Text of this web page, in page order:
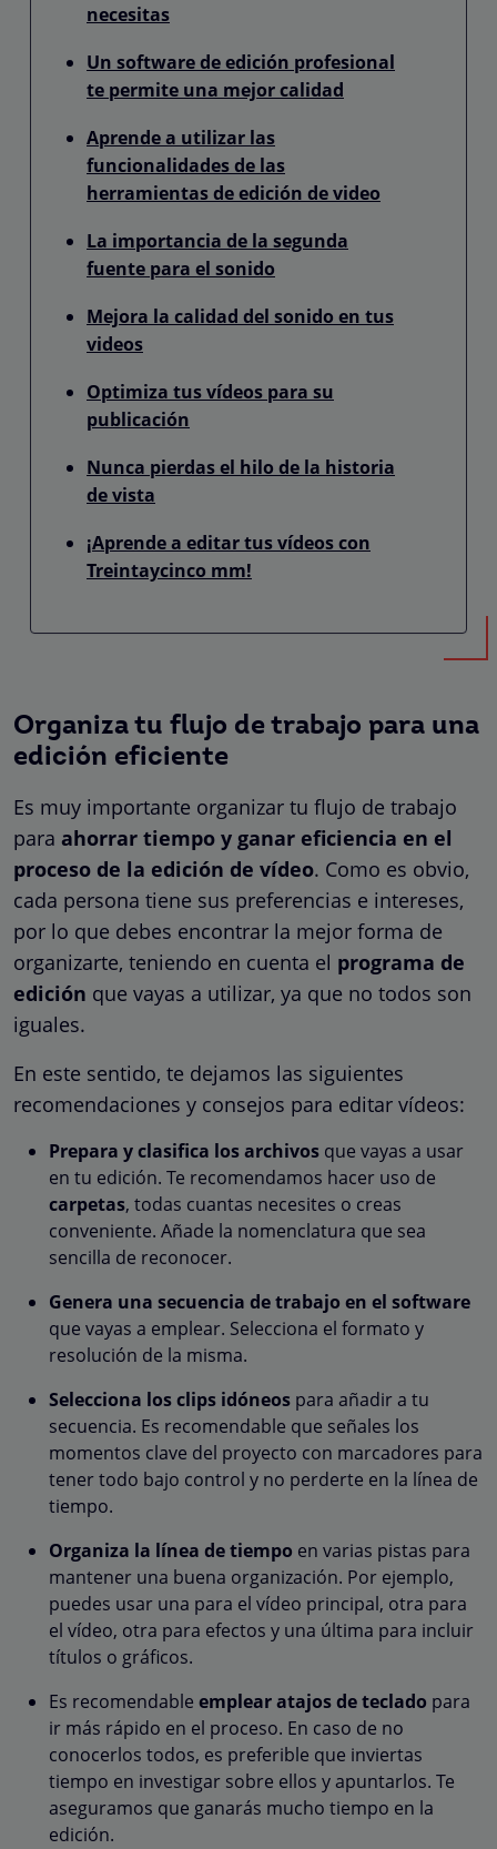
necesitas
Un software de edición profesional
te permite una mejor calidad
Aprende a utilizar las
funcionalidades de las
herramientas de edición de video
La importancia de la segunda
fuente para el sonido
Mejora la calidad del sonido en tus
videos
Optimiza tus vídeos para su
publicación
Nunca pierdas el hilo de la historia
de vista
¡Aprende a editar tus vídeos con
Treintaycinco mm!
Organiza tu flujo de trabajo para una
edición eficiente
Es muy importante organizar tu flujo de trabajo
para ahorrar tiempo y ganar eficiencia en el
proceso de la edición de vídeo. Como es obvio,
cada persona tiene sus preferencias e intereses,
por lo que debes encontrar la mejor forma de
organizarte, teniendo en cuenta el programa de
edición que vayas a utilizar, ya que no todos son
iguales.
En este sentido, te dejamos las siguientes
recomendaciones y consejos para editar vídeos:
Prepara y clasifica los archivos que vayas a usar
en tu edición. Te recomendamos hacer uso de
carpetas, todas cuantas necesites o creas
conveniente. Añade la nomenclatura que sea
sencilla de reconocer.
Genera una secuencia de trabajo en el software
que vayas a emplear. Selecciona el formato y
resolución de la misma.
Selecciona los clips idóneos para añadir a tu
secuencia. Es recomendable que señales los
momentos clave del proyecto con marcadores para
tener todo bajo control y no perderte en la línea de
tiempo.
Organiza la línea de tiempo en varias pistas para
mantener una buena organización. Por ejemplo,
puedes usar una para el vídeo principal, otra para
el vídeo, otra para efectos y una última para incluir
títulos o gráficos.
Es recomendable emplear atajos de teclado para
ir más rápido en el proceso. En caso de no
conocerlos todos, es preferible que inviertas
tiempo en investigar sobre ellos y apuntarlos. Te
aseguramos que ganarás mucho tiempo en la
edición.